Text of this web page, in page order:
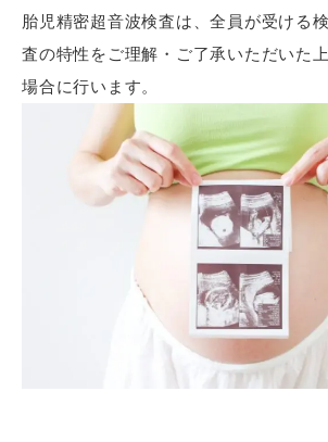
胎児精密超音波検査は、全員が受ける
査の特性をご理解・ご了承いただいた
場合に行います。
ップしてください。